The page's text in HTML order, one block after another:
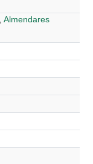
Almendares